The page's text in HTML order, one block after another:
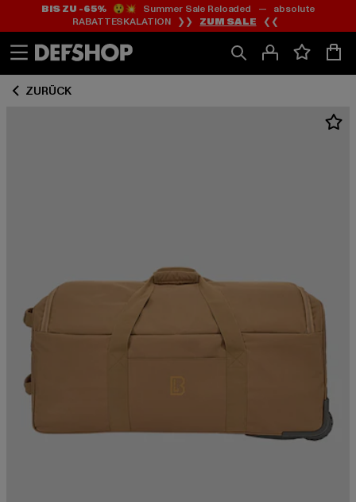
Zum
Inhalt
springen
Zum
Fußzeile
springen
BIS ZU -65%😲💥 Summer Sale Reloaded — absolute
RABATTESKALATION ❯❯ ZUM SALE ❮❮
ZURÜCK